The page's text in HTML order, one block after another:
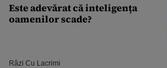
Este adevărat că inteligența
oamenilor scade?
Râzi Cu Lacrimi